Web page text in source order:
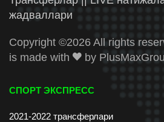
жадваллари
Copyright ©2026 All rights
is made with
by
СПОРТ ЭКСПРЕСС
2021-2022 трансферлари